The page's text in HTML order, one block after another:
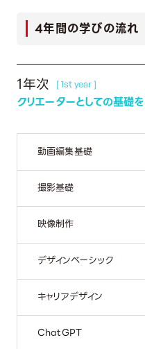
4年間の学びの流れ
1年次 [ 1st year ]
クリエーターとしての基礎
動画編集基礎
撮影基礎
映像制作
デザインベーシック
キャリアデザイン
ChatGPT